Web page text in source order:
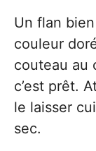
Un flan
couleur
couteau au
c’est prêt.
le laisser
sec.